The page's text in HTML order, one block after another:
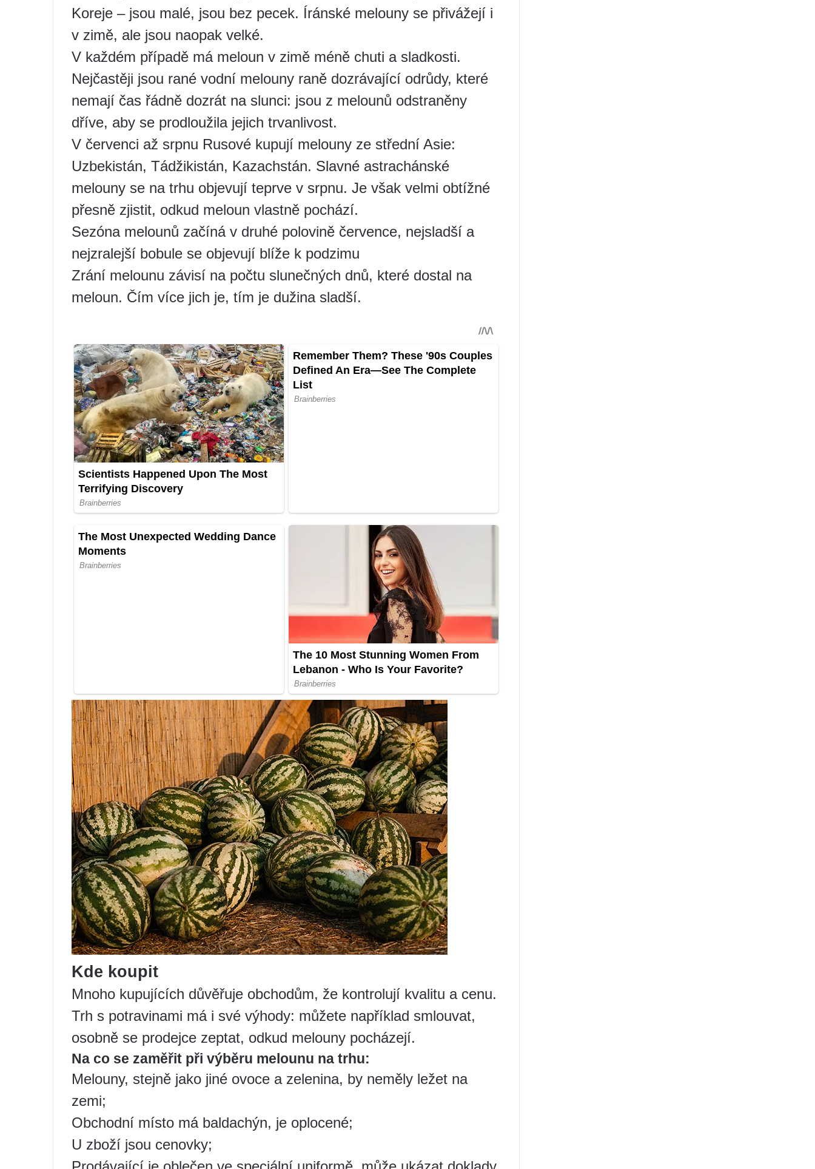
Koreje – jsou malé, jsou bez pecek. Íránské melouny se přivážejí i
v zimě, ale jsou naopak velké.
V každém případě má meloun v zimě méně chuti a sladkosti.
Nejčastěji jsou rané vodní melouny raně dozrávající odrůdy, které
nemají čas řádně dozrát na slunci: jsou z melounů odstraněny
dříve, aby se prodloužila jejich trvanlivost.
V červenci až srpnu Rusové kupují melouny ze střední Asie:
Uzbekistán, Tádžikistán, Kazachstán. Slavné astrachánské
melouny se na trhu objevují teprve v srpnu. Je však velmi obtížné
přesně zjistit, odkud meloun vlastně pochází.
Sezóna melounů začíná v druhé polovině července, nejsladší a
nejzralejší bobule se objevují blíže k podzimu
Zrání melounu závisí na počtu slunečných dnů, které dostal na
meloun. Čím více jich je, tím je dužina sladší.
Kde koupit
Mnoho kupujících důvěřuje obchodům, že kontrolují kvalitu a cenu.
Trh s potravinami má i své výhody: můžete například smlouvat,
osobně se prodejce zeptat, odkud melouny pocházejí.
Na co se zaměřit při výběru melounu na trhu:
Melouny, stejně jako jiné ovoce a zelenina, by neměly ležet na
zemi;
Obchodní místo má baldachýn, je oplocené;
U zboží jsou cenovky;